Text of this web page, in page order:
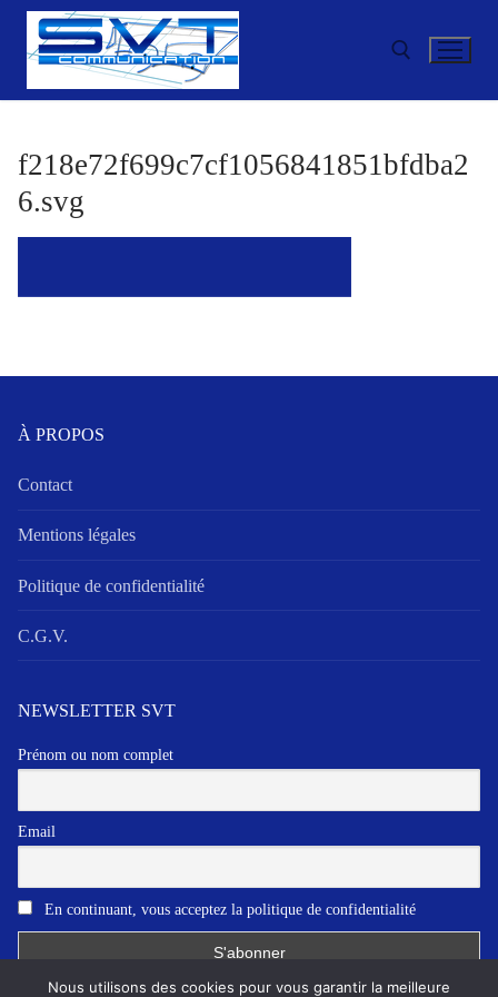
Aller
contenu
f218e72f699c7cf1056841851bfdba2
6.svg
À PROPOS
Contact
Mentions légales
Politique de confidentialité
C.G.V.
NEWSLETTER SVT
Prénom ou nom complet
Email
En continuant, vous acceptez la politique de confidentialité
Nous utilisons des cookies pour vous garantir la meilleure